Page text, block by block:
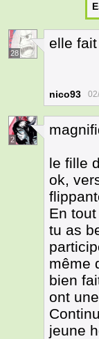
28
elle
nico93
2
le fille
ok,
En
tu as
même
bien
ont
jeune